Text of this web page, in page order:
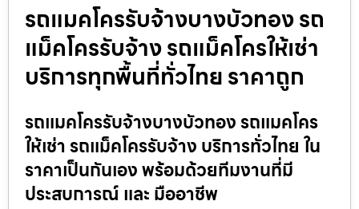
รถแมคโครรับจ้างบางบัวทอง รถ
แม็คโครรับจ้าง รถแม็คโครให้เช่า
บริการทุกพื้นที่ทั่วไทย ราคาถูก
รถแมคโครรับจ้างบางบัวทอง รถแมคโคร
ให้เช่า รถแม็คโครรับจ้าง บริการทั่วไทย ใน
ราคาเป็นกันเอง พร้อมด้วยทีมงานที่มี
ประสบการณ์ และ มืออาชีพ